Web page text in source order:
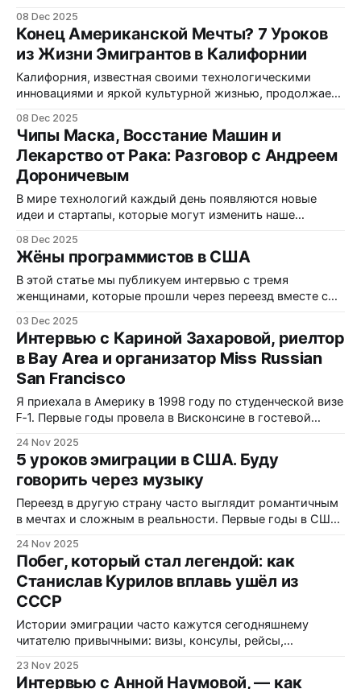
визе O‑1. Елена рассказывает честно — о творческих
победах, фрилансе в паре с арт‑директором, о панике
2022 года и о том, как сторителлинг стал не только
08 Dec 2025
Конец Американской Мечты? 7 Уроков
из Жизни Эмигрантов в Калифорнии
Калифорния, известная своими технологическими
инновациями и яркой культурной жизнью, продолжает
деле скрывается за блестящей картинкой
«американской мечты»? На основе видео Андрея
Буренока «Конец американской мечты? Калифорния:
исповедь эмигрантов» мы собрали семь ключевых
жизни в этом
08 Dec 2025
Чипы Маска, Восстание Машин и
Лекарство от Рака: Разговор с Андреем
Дороничевым
В мире технологий каждый день появляются новые
идеи и стартапы, которые могут изменить наше
канале вДудь, Андрей Дороничев, бывший топ-
менеджер Google и создатель стартапа, работающего
над поиском лекарства от рака с помощью
искусственного интеллекта, поделился своим опытом и
08 Dec 2025
Жёны программистов в США
В этой статье мы публикуем интервью с тремя
женщинами, которые прошли через переезд вместе с
США: шеф‑повар Катерина Первушина, маркетолог и
автор книги Анна Бахвалова и футурист Майя Иванова.
Их истории — про баланс между поддержкой карьеры
мужа и поиском собственной идентичности, про
03 Dec 2025
Интервью с Кариной Захаровой, риелтор
в Bay Area и организатор Miss Russian
San Francisco
Я приехала в Америку в 1998 году по студенческой визе
F‑1. Первые годы провела в Висконсине в гостевой
университет как маркетолог и постепенно построила
жизнь в Bay Area. Через годы жизни здесь были и брак с
американцем, и развод, и смена профессиональной
24 Nov 2025
5 уроков эмиграции в США. Буду
говорить через музыку
Переезд в другую страну часто выглядит романтичным
в мечтах и сложным в реальности. Первые годы в США
испытанием — настолько сильным, что он называл этот
период «кромешным адом». Из этого опыта можно
выделить пять практических уроков, которые помогут
тем, кто готовится к переезду или уже
24 Nov 2025
Побег, который стал легендой: как
Станислав Курилов вплавь ушёл из
СССР
Истории эмиграции часто кажутся сегодняшнему
читателю привычными: визы, консулы, рейсы,
мир за пределами страны превращалось в почти
23 Nov 2025
Интервью с Анной Наумовой, — как